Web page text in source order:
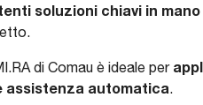
soluzioni chiavi in
di Comau è ideale per
assistenza automatica.